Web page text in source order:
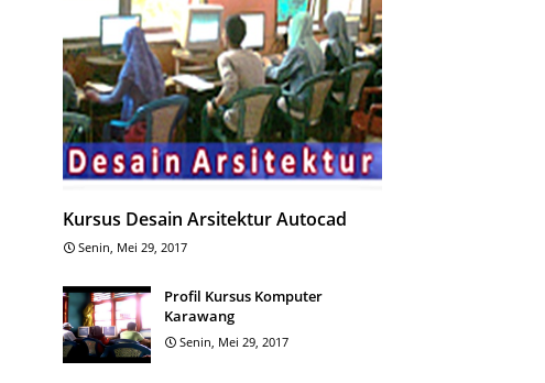
Kursus Desain Arsitektur Autocad
Senin, Mei 29, 2017
Profil Kursus Komputer
Karawang
Senin, Mei 29, 2017